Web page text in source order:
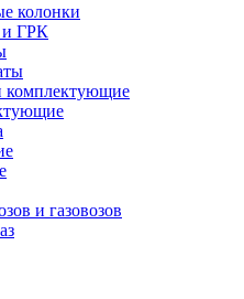
колонки
и ГРК
комплектующие
и газовозов